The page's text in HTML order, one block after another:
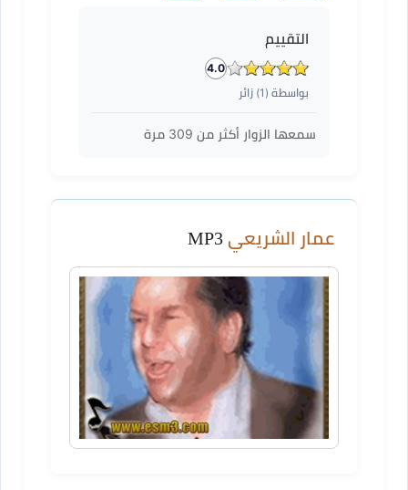
التقييم
4.0
بواسطة ( 1) زائر
سمعها الزوار أكثر من 309 مرة
عمار الشريعي